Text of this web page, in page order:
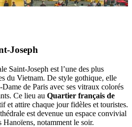
Joseph
Saint-Joseph est l’une des plus
du Vietnam. De style gothique, elle
de Paris avec ses vitraux colorés
Ce lieu au Quartier français de
et attire chaque jour fidèles et touristes.
est devenue un espace convivial
Hanoïens, notamment le soir.